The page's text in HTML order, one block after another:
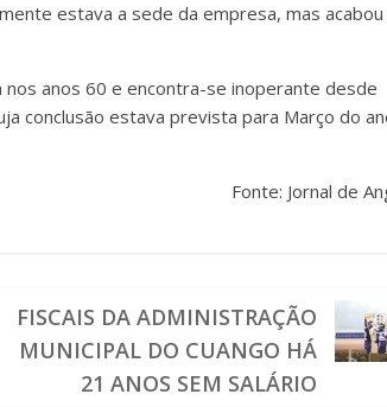
estava a sede da empresa, mas
nos anos 60 e encontra-se inoperante desde
conclusão estava prevista para Março do
Fonte: Jornal de
FISCAIS DA ADMINISTRAÇÃO
MUNICIPAL DO CUANGO HÁ
21 ANOS SEM SALÁRIO